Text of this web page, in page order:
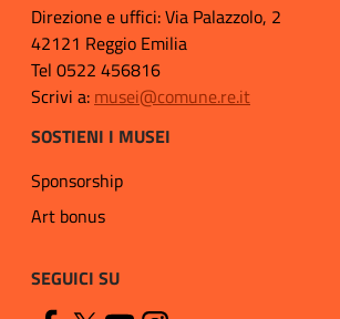
Direzione e uffici: Via Palazzolo, 2
42121 Reggio Emilia
Tel 0522 456816
Scrivi a: musei@comune.re.it
SOSTIENI I MUSEI
Sponsorship
Art bonus
SEGUICI SU